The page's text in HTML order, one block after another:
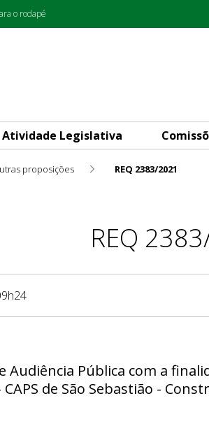
o rodapé
Atividade Legislativa
proposições REQ 2383/2021
REQ
Audiência Pública com a
de São Sebastião -